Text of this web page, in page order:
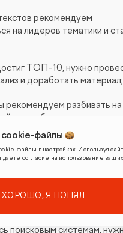
рекомендуем
на лидеров тематики и
ТОП-10, нужно
и доработать материал;
рекомендуем разбивать на
или добавлять
разбавлять
списками и
а не для Google и
поисковым системам,
файлы
файлы в настройках. Используя
согласие на использование
ХОРОШО, Я ПОНЯЛ